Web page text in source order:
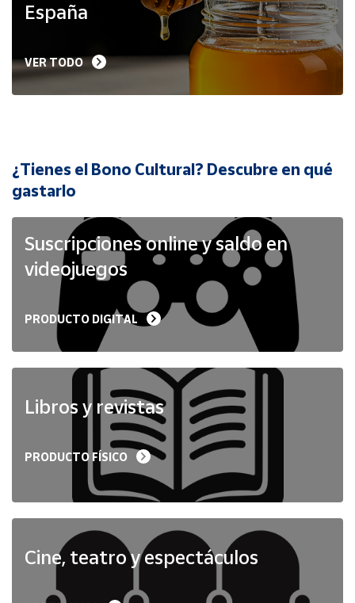
Mapa de
Hazte
vendedor
Cuenta
Ubicación
Península
Baleares
Melilla
España
VER TODO
¿Tienes el Bono Cultural? Descubre en qué
gastarlo
Suscripciones online y saldo en
videojuegos
PRODUCTO DIGITAL
Libros y revistas
PRODUCTO FÍSICO
Cine, teatro y espectáculos